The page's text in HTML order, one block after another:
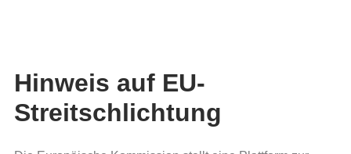
Hinweis auf EU-
Streitschlichtung